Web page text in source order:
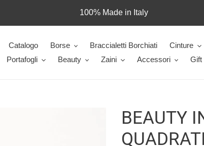
100% Made in Italy
Catalogo Borse Braccialetti Borchiati Cinture
Portafogli
Beauty Zaini Accessori Gift
BEAUTY